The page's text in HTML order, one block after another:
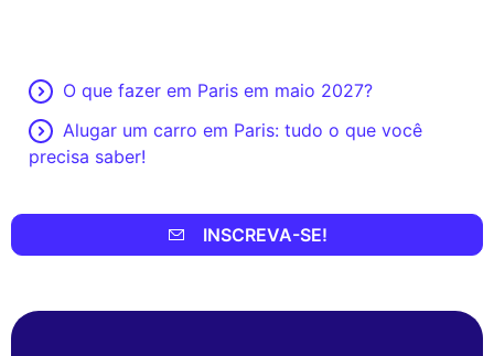
O que fazer em Paris em maio 2027?
Alugar um carro em Paris: tudo o que você
precisa saber!
INSCREVA-SE!